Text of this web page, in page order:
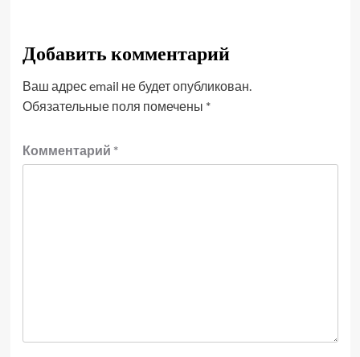
Добавить комментарий
Ваш адрес email не будет опубликован.
Обязательные поля помечены *
Комментарий *